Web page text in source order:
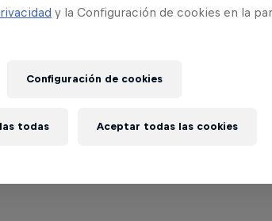
y la Configuración de cookies en la
Configuración de cookies
todas Aceptar todas las cookies